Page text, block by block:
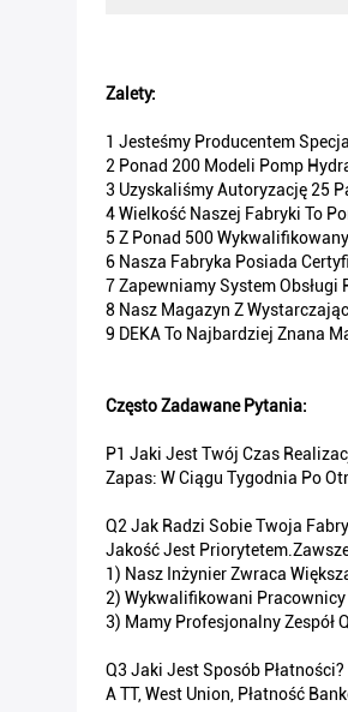
Zalety:
1 Jesteśmy Producentem
2 Ponad 200 Modeli Pomp
3 Uzyskaliśmy Autoryzację 25
4 Wielkość Naszej Fabryki To
5 Z Ponad 500
6 Nasza Fabryka Posiada
7 Zapewniamy System Obsługi
8 Nasz Magazyn Z
9 DEKA To Najbardziej Znana
Często Zadawane Pytania:
P1 Jaki Jest Twój Czas
Zapas: W Ciągu Tygodnia Po
Q2 Jak Radzi Sobie Twoja
Jakość Jest
1) Nasz Inżynier Zwraca
2) Wykwalifikowani Pracownicy
3) Mamy Profesjonalny Zespół
Q3 Jaki Jest Sposób Płatności?
A TT, West Union, Płatność